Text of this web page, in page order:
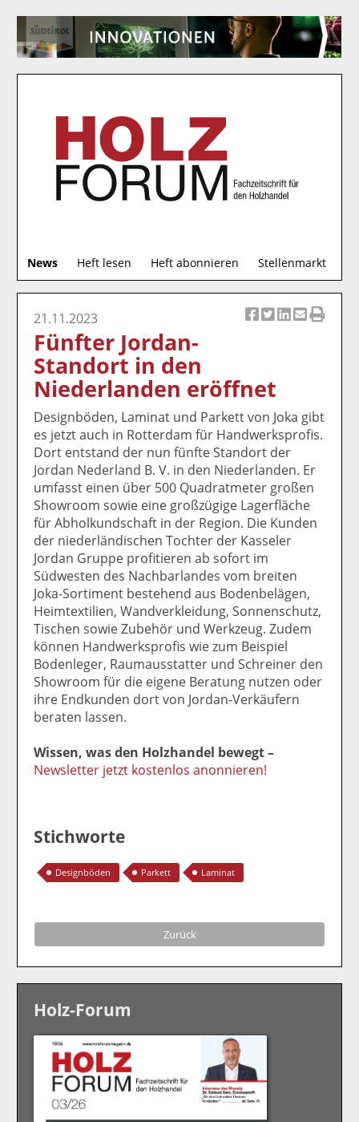
News Heft lesen Heft abonnieren Stellenmarkt
u
c
el
a
uf
F
ac
e
b
o
o
k
te
il
e
n
el
t
wi
tt
er
n
uf
Li
n
k
e
di
n
te
e
n
er
E
ai
l
v
er
d
e
n
ru
ck
n
21.11.2023
Fünfter Jordan-
Standort in den
Niederlanden eröffnet
Designböden, Laminat und Parkett von Joka gibt
es jetzt auch in Rotterdam für Handwerksprofis.
Dort entstand der nun fünfte Standort der
Jordan Nederland B. V. in den Niederlanden. Er
umfasst einen über 500 Quadratmeter großen
Showroom sowie eine großzügige Lagerfläche
für Abholkundschaft in der Region. Die Kunden
der niederländischen Tochter der Kasseler
Jordan Gruppe profitieren ab sofort im
Südwesten des Nachbarlandes vom breiten
Joka-Sortiment bestehend aus Bodenbelägen,
Heimtextilien, Wandverkleidung, Sonnenschutz,
Tischen sowie Zubehör und Werkzeug. Zudem
können Handwerksprofis wie zum Beispiel
Bodenleger, Raumausstatter und Schreiner den
Showroom für die eigene Beratung nutzen oder
ihre Endkunden dort von Jordan-Verkäufern
beraten lassen.
Wissen, was den Holzhandel bewegt –
Newsletter jetzt kostenlos anonnieren!
Stichworte
Designböden Parkett Laminat
Zurück
Holz-Forum